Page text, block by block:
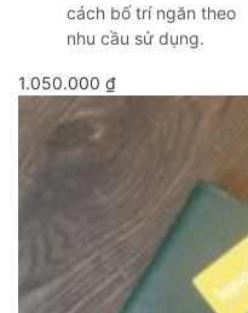
cách bố trí ngăn theo
nhu cầu sử dụng.
1.050.000 ₫